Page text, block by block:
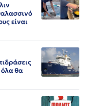
είναι
θα